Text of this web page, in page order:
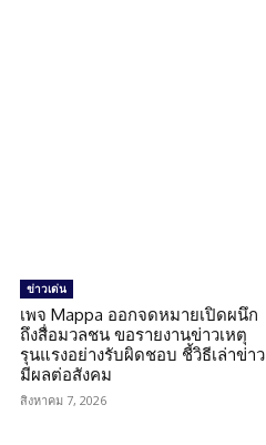
ข่าวเด่น
เพจ Mappa ออกจดหมายเปิดผนึก
ถึงสื่อมวลชน ขอรายงานข่าวเหตุ
รุนแรงอย่างรับผิดชอบ ชี้วิธีเล่าข่าว
มีผลต่อสังคม
สิงหาคม 7, 2026